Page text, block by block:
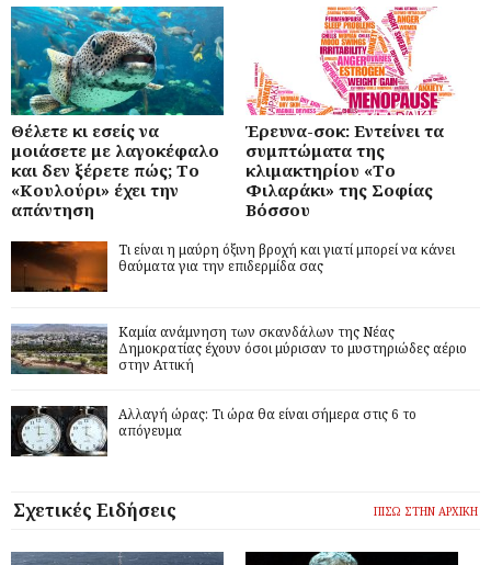
Θέλετε κι εσείς να
μοιάσετε με λαγοκέφαλο
και δεν ξέρετε πώς; Το
«Κουλούρι» έχει την
απάντηση
Έρευνα-σοκ: Εντείνει τα
συμπτώματα της
κλιμακτηρίου «Το
Φιλαράκι» της Σοφίας
Βόσσου
Τι είναι η μαύρη όξινη βροχή και γιατί μπορεί να κάνει
θαύματα για την επιδερμίδα σας
Καμία ανάμνηση των σκανδάλων της Νέας
Δημοκρατίας έχουν όσοι μύρισαν το μυστηριώδες αέριο
στην Αττική
Αλλαγή ώρας: Τι ώρα θα είναι σήμερα στις 6 το
απόγευμα
Σχετικές Ειδήσεις ΠΙΣΩ ΣΤΗΝ ΑΡΧΙΚΗ